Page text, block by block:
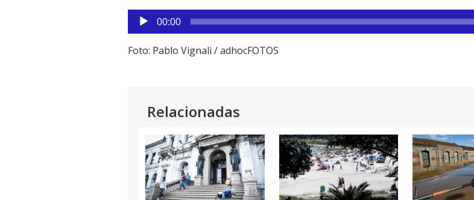
Reproductor
de
audio
00:00
Foto: Pablo Vignali / adhocFOTOS
Relacionadas